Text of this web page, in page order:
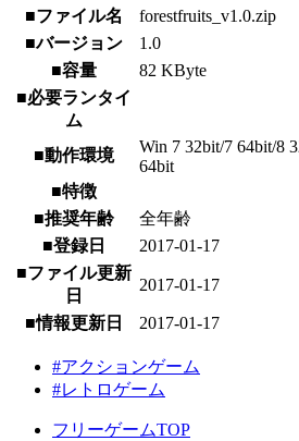
■ファイル名
forestfruits_v1.0.zip
■バージョン
1.0
■容量
82 KByte
■必要ランタイ
ム
■動作環境
Win 7 32bit/7 64bit/8
64bit
■特徴
■推奨年齢
全年齢
■登録日
2017-01-17
■ファイル更新
日
2017-01-17
■情報更新日 2017-01-17
#アクションゲーム
#レトロゲーム
フリーゲームTOP